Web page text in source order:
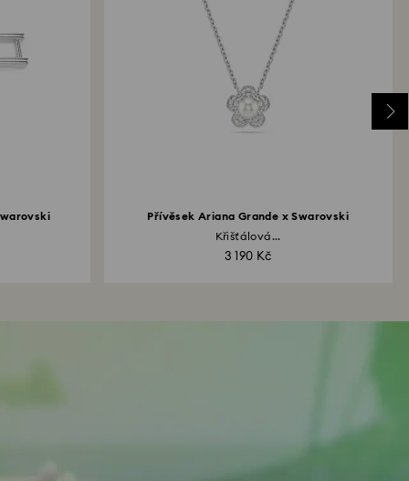
Přívěsek Ariana Grande x Swarovski
Křišťálová...
3 190 Kč